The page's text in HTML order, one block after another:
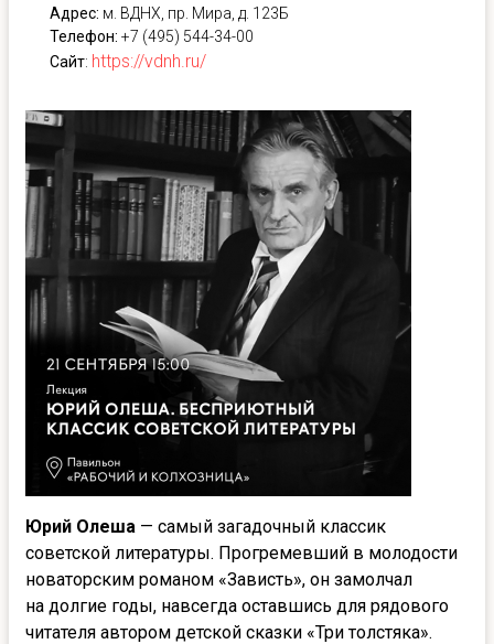
Адрес: м. ВДНХ, пр. Мира, д. 123Б
Телефон: +7 (495) 544-34-00
Сайт: https://vdnh.ru/
Юрий Олеша — самый загадочный классик
советской литературы. Прогремевший в молодости
новаторским романом «Зависть», он замолчал
на долгие годы, навсегда оставшись для рядового
читателя автором детской сказки «Три толстяка».